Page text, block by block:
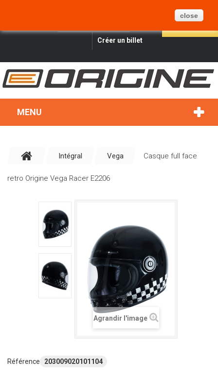
PANIER
0
Créer un billet
MENU
Intégral Vega Casque full face
retro Origine Vega Racer E2206
Agrandir l'image
Référence 203009020101104
close